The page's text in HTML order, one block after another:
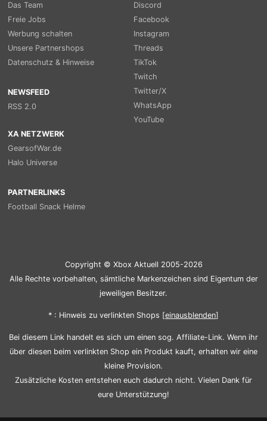
Das Team
Freie Jobs
Werbung schalten
Unsere Partnershops
Datenschutz & Hinweise
NEWSFEED
RSS 2.0
Discord
Facebook
Instagram
Threads
TikTok
Twitch
Twitter/X
WhatsApp
YouTube
XA NETZWERK
GearsofWar.de
Halo Universe
PARTNERLINKS
Football Snack Helme
Copyright © Xbox Aktuell 2005-2026
Alle Rechte vorbehalten, sämtliche Markenzeichen sind Eigentum der
jeweiligen Besitzer.
* : Hinweis zu verlinkten Shops [einausblenden]
Bei diesem Link handelt es sich um einen sog. Affiliate-Link. Wenn ihr
über diesen beim verlinkten Shop ein Produkt kauft, erhalten wir eine
kleine Provision.
Zusätzliche Kosten entstehen euch dadurch nicht. Vielen Dank für
eure Unterstützung!